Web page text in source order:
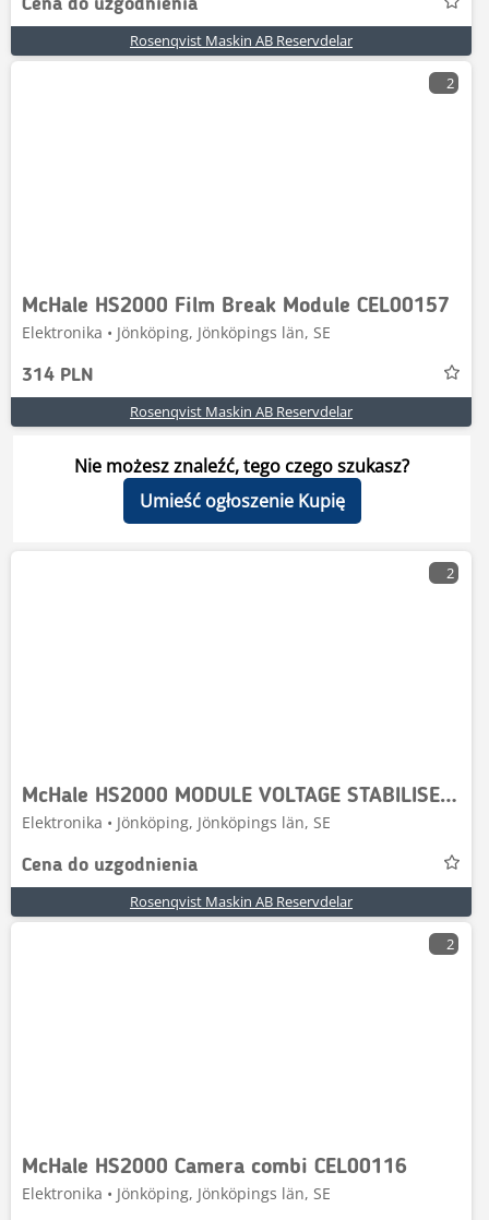
Cena do uzgodnienia
Rosenqvist Maskin AB Reservdelar
2
McHale HS2000 Film Break Module CEL00157
Elektronika • Jönköping, Jönköpings län, SE
314 PLN
Rosenqvist Maskin AB Reservdelar
Nie możesz znaleźć, tego czego szukasz?
Umieść ogłoszenie Kupię
2
McHale HS2000 MODULE VOLTAGE STABILISER CEL00191
Elektronika • Jönköping, Jönköpings län, SE
Cena do uzgodnienia
Rosenqvist Maskin AB Reservdelar
2
McHale HS2000 Camera combi CEL00116
Elektronika • Jönköping, Jönköpings län, SE